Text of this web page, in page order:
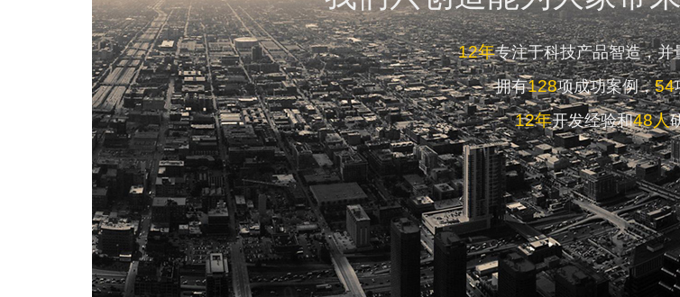
12年专注于科技产品智造，并
拥有128项成功案例，54
12年开发经验和48人